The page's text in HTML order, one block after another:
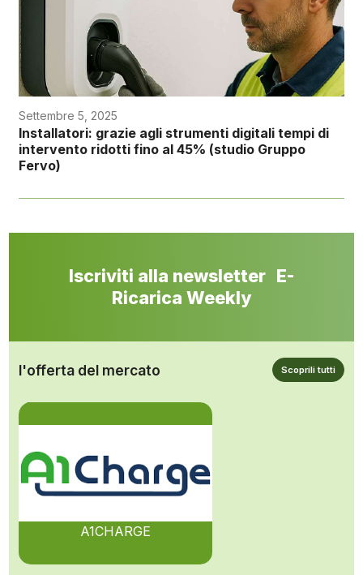
Settembre 5, 2025
Installatori: grazie agli strumenti digitali tempi di
intervento ridotti fino al 45% (studio Gruppo
Fervo)
Iscriviti alla newsletter E-
Ricarica Weekly
l'offerta del mercato Scoprili tutti
A1CHARGE